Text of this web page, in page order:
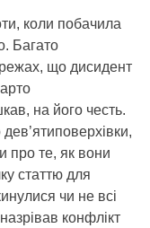
коли побачила
Багато
що дисидент
на його честь.
про те, як вони
статтю для
чи не всі
конфлікт